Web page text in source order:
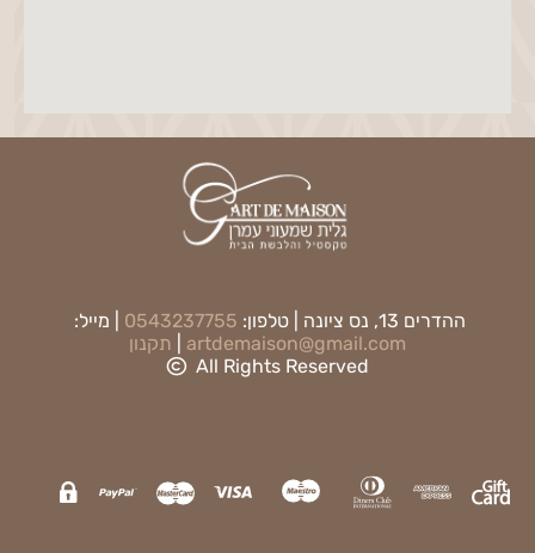
ההדרים 13, נס ציונה | טלפון: 0543237755 | מייל:
artdemaison@gmail.com
תקנון
All Rights Reserved